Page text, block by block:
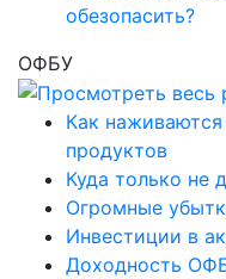
обезопасить?
ОФБУ
Как
продуктов
Куда только не
Огромные
Инвестиции в
Доходность